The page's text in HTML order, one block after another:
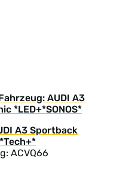
AUDI A3
*LED+*SONOS*
ACVQ66